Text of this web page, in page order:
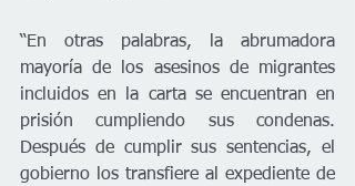
“En otras palabras, la abrumadora
mayoría de los asesinos de migrantes
incluidos en la carta se encuentran en
prisión cumpliendo sus condenas.
Después de cumplir sus sentencias, el
gobierno los transfiere al expediente de